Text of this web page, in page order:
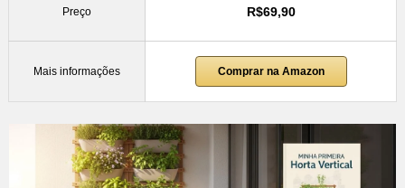
Preço R$69,90
Mais informações Comprar na Amazon